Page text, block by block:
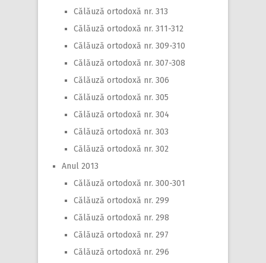
Călăuză ortodoxă nr. 313
Călăuză ortodoxă nr. 311-312
Călăuză ortodoxă nr. 309-310
Călăuză ortodoxă nr. 307-308
Călăuză ortodoxă nr. 306
Călăuză ortodoxă nr. 305
Călăuză ortodoxă nr. 304
Călăuză ortodoxă nr. 303
Călăuză ortodoxă nr. 302
Anul 2013
Călăuză ortodoxă nr. 300-301
Călăuză ortodoxă nr. 299
Călăuză ortodoxă nr. 298
Călăuză ortodoxă nr. 297
Călăuză ortodoxă nr. 296